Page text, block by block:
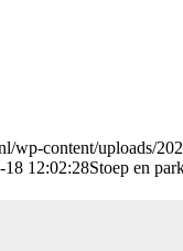
wp-content/uploads/
18 12:02:28Stoep en